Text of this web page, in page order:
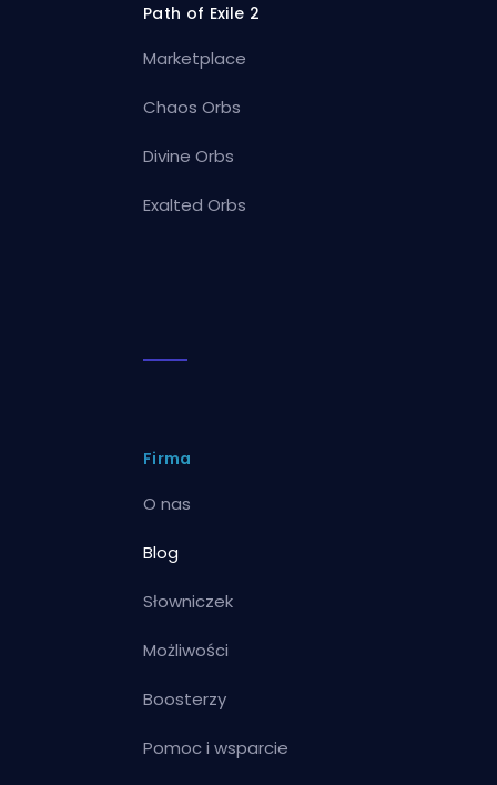
Path of Exile 2
Marketplace
Chaos Orbs
Divine Orbs
Exalted Orbs
Firma
O nas
Blog
Słowniczek
Możliwości
Boosterzy
Pomoc i wsparcie